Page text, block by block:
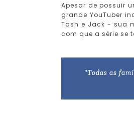
Apesar de possuir
grande YouTuber
Tash e Jack - sua
com que a série se
"Todas as